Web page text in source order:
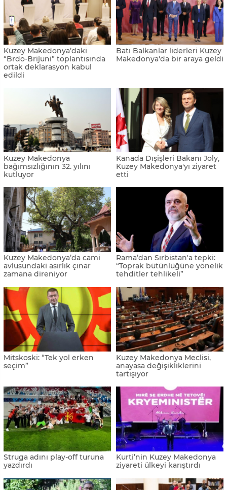
Kuzey Makedonya’daki
“Brdo-Brijuni” toplantısında
ortak deklarasyon kabul
edildi
Batı Balkanlar liderleri Kuzey
Makedonya'da bir araya geldi
Kuzey Makedonya
bağımsızlığının 32. yılını
kutluyor
Kanada Dışişleri Bakanı Joly,
Kuzey Makedonya'yı ziyaret
etti
Kuzey Makedonya’da cami
avlusundaki asırlık çınar
zamana direniyor
Rama’dan Sırbistan'a tepki:
“Toprak bütünlüğüne yönelik
tehditler tehlikeli”
Mitskoski: “Tek yol erken
seçim”
Kuzey Makedonya Meclisi,
anayasa değişikliklerini
tartışıyor
Struga adını play-off turuna
yazdırdı
Kurti’nin Kuzey Makedonya
ziyareti ülkeyi karıştırdı